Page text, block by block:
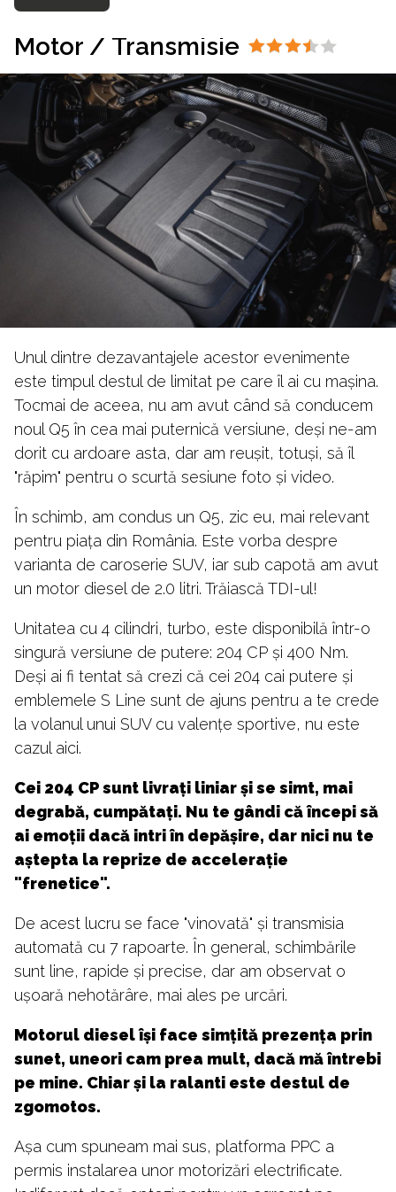
Motor / Transmisie
Unul dintre dezavantajele acestor evenimente
este timpul destul de limitat pe care îl ai cu mașina.
Tocmai de aceea, nu am avut când să conducem
noul Q5 în cea mai puternică versiune, deși ne-am
dorit cu ardoare asta, dar am reușit, totuși, să îl
"răpim" pentru o scurtă sesiune foto și video.
În schimb, am condus un Q5, zic eu, mai relevant
pentru piața din România. Este vorba despre
varianta de caroserie SUV, iar sub capotă am avut
un motor diesel de 2.0 litri. Trăiască TDI-ul!
Unitatea cu 4 cilindri, turbo, este disponibilă într-o
singură versiune de putere: 204 CP și 400 Nm.
Deși ai fi tentat să crezi că cei 204 cai putere și
emblemele S Line sunt de ajuns pentru a te crede
la volanul unui SUV cu valențe sportive, nu este
cazul aici.
Cei 204 CP sunt livrați liniar și se simt, mai
degrabă, cumpătați. Nu te gândi că începi să
ai emoții dacă intri în depășire, dar nici nu te
aștepta la reprize de accelerație
"frenetice".
De acest lucru se face "vinovată" și transmisia
automată cu 7 rapoarte. În general, schimbările
sunt line, rapide și precise, dar am observat o
ușoară nehotărâre, mai ales pe urcări.
Motorul diesel își face simțită prezența prin
sunet, uneori cam prea mult, dacă mă întrebi
pe mine. Chiar și la ralanti este destul de
zgomotos.
Așa cum spuneam mai sus, platforma PPC a
permis instalarea unor motorizări electrificate.